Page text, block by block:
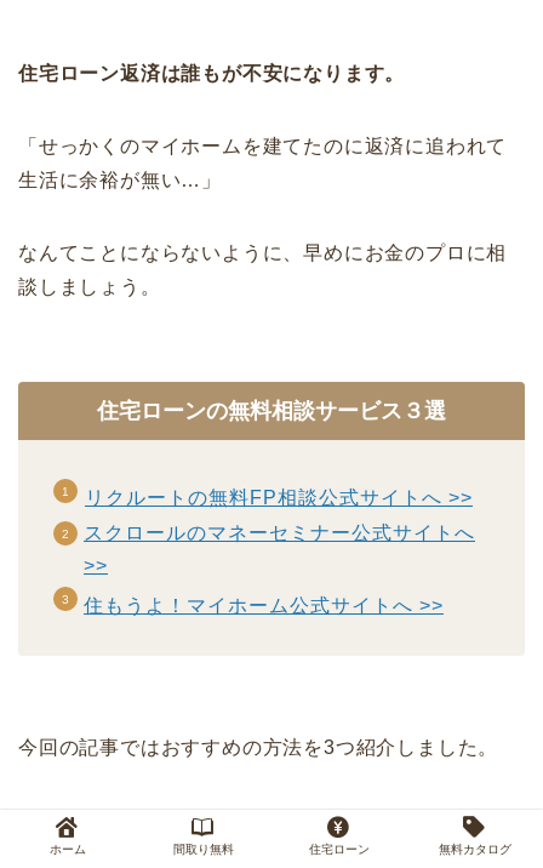
住宅ローン返済は誰もが不安になります。
「せっかくのマイホームを建てたのに返済に追われて
生活に余裕が無い…」
なんてことにならないように、早めにお金のプロに相
談しましょう。
住宅ローンの無料相談サービス３選
リクルートの無料FP相談公式サイトへ >>
スクロールのマネーセミナー公式サイトへ
>>
住もうよ！マイホーム公式サイトへ >>
今回の記事ではおすすめの方法を3つ紹介しました。
最低でもどれか１つは活用して、住宅ローンの返済計
画を見直すことをおすすめします。
ホーム 間取り無料 住宅ローン 無料カタログ